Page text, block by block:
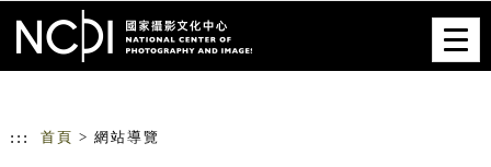
跳到主要內容
::: 首頁 > 網站導覽